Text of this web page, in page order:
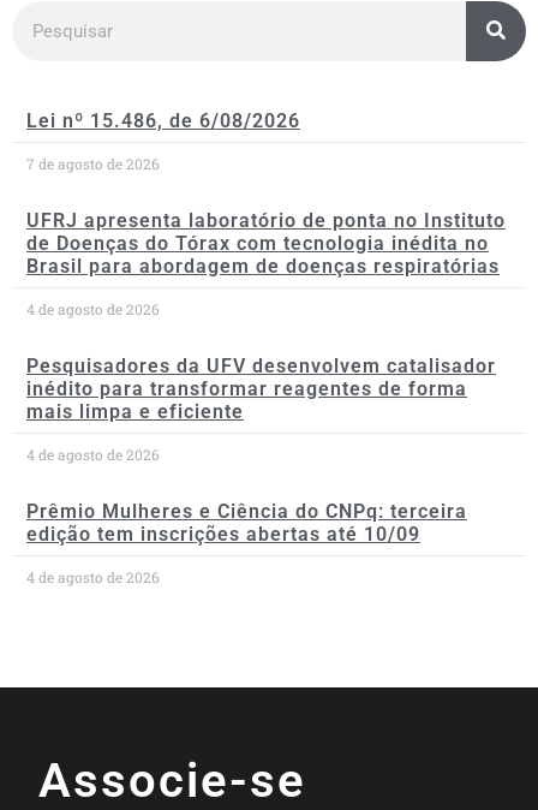
Lei nº 15.486, de 6/08/2026
7 de agosto de 2026
UFRJ apresenta laboratório de ponta no Instituto
de Doenças do Tórax com tecnologia inédita no
Brasil para abordagem de doenças respiratórias
4 de agosto de 2026
Pesquisadores da UFV desenvolvem catalisador
inédito para transformar reagentes de forma
mais limpa e eficiente
4 de agosto de 2026
Prêmio Mulheres e Ciência do CNPq: terceira
edição tem inscrições abertas até 10/09
4 de agosto de 2026
Associe-se